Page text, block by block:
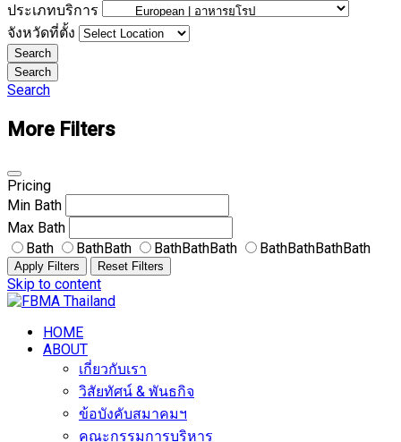
ประเภทบริการ
จังหวัดที่ตั้ง
Search
Search
Search
More Filters
Pricing
Min Bath
Max Bath
Bath
BathBath BathBathBath BathBathBathBath
Apply Filters Reset Filters
Skip to content
HOME
ABOUT
เกี่ยวกับเรา
วิสัยทัศน์ & พันธกิจ
ข้อบังคับสมาคมฯ
คณะกรรมการบริหาร